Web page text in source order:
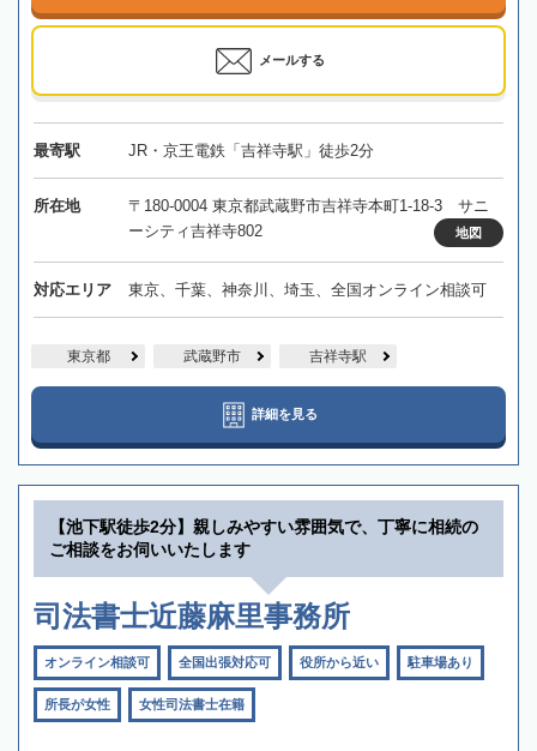
メールする
最寄駅 JR・京王電鉄「吉祥寺駅」徒歩2分
所在地
〒180-0004 東京都武蔵野市吉祥寺本町1-18-3 サニ
ーシティ吉祥寺802
地図
対応エリア 東京、千葉、神奈川、埼玉、全国オンライン相談可
東京都 武蔵野市 吉祥寺駅
詳細を見る
【池下駅徒歩2分】親しみやすい雰囲気で、丁寧に相続の
ご相談をお伺いいたします
司法書士近藤麻里事務所
オンライン相談可 全国出張対応可 役所から近い 駐車場あり
所長が女性 女性司法書士在籍